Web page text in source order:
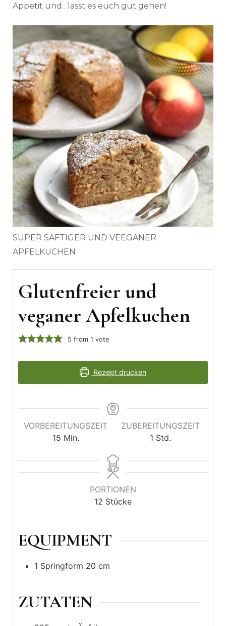
Appetit und…lasst es euch gut gehen!
SUPER SAFTIGER UND VEEGANER
APFELKUCHEN
Glutenfreier und
veganer Apfelkuchen
5 from 1 vote
Rezept drucken
VORBEREITUNGSZEIT
15 Min.
ZUBEREITUNGSZEIT
1 Std.
PORTIONEN
12 Stücke
EQUIPMENT
1 Springform 20 cm
ZUTATEN